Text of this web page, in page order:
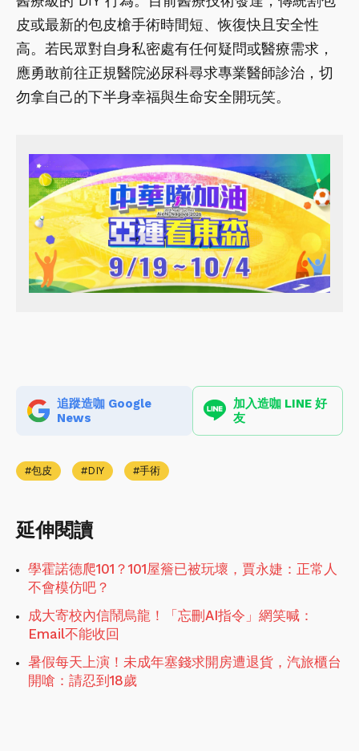
皮或最新的包皮槍手術時間短、恢復快且安全性
高。若民眾對自身私密處有任何疑問或醫療需求，
應勇敢前往正規醫院泌尿科尋求專業醫師診治，切
勿拿自己的下半身幸福與生命安全開玩笑。
追蹤造咖 Google
News
加入造咖 LINE 好
友
包皮 DIY 手術
延伸閱讀
學霍諾德爬101？101屋簷已被玩壞，賈永婕：正常人
不會模仿吧？
成大寄校內信鬧烏龍！「忘刪AI指令」網笑喊：
Email不能收回
暑假每天上演！未成年塞錢求開房遭退貨，汽旅櫃台
開嗆：請忍到18歲